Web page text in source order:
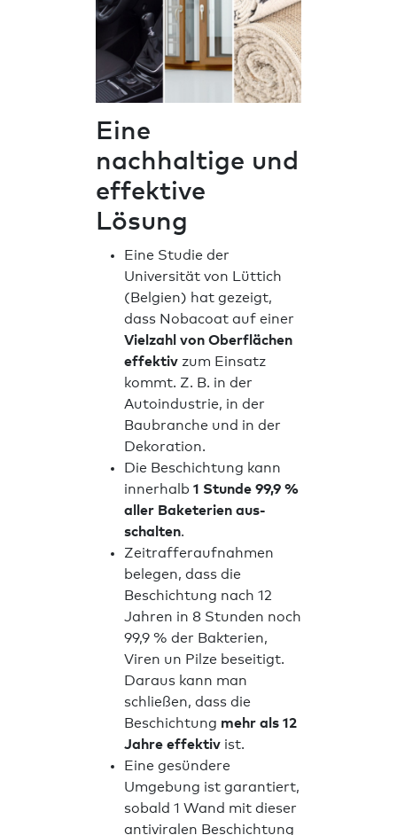
Eine
nachhaltige und
effektive
Lösung
Eine Studie der
Universität von Lüttich
(Belgien) hat gezeigt,
dass Nobacoat auf einer
Vielzahl von Oberflächen
effektiv zum Einsatz
kommt. Z. B. in der
Autoindustrie, in der
Baubranche und in der
Dekoration.
Die Beschichtung kann
innerhalb 1 Stunde 99,9 %
aller Baketerien aus-
schalten.
Zeitrafferaufnahmen
belegen, dass die
Beschichtung nach 12
Jahren in 8 Stunden noch
99,9 % der Bakterien,
Viren un Pilze beseitigt.
Daraus kann man
schließen, dass die
Beschichtung mehr als 12
Jahre effektiv ist.
Eine gesündere
Umgebung ist garantiert,
sobald 1 Wand mit dieser
antiviralen Beschichtung